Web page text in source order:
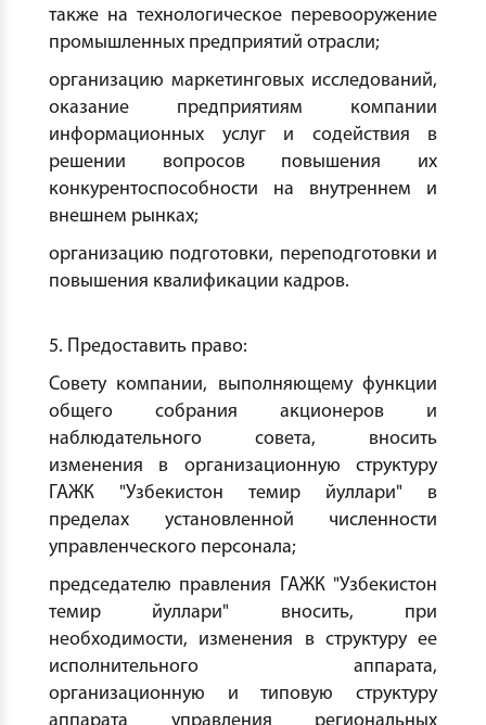
также на технологическое перевооружение
промышленных предприятий отрасли;
организацию маркетинговых исследований,
оказание предприятиям компании
информационных услуг и содействия в
решении вопросов повышения их
конкурентоспособности на внутреннем и
внешнем рынках;
организацию подготовки, переподготовки и
повышения квалификации кадров.
5. Предоставить право:
Совету компании, выполняющему функции
общего собрания акционеров и
наблюдательного совета, вносить
изменения в организационную структуру
ГАЖК "Узбекистон темир йуллари" в
пределах установленной численности
управленческого персонала;
председателю правления ГАЖК "Узбекистон
темир йуллари" вносить, при
необходимости, изменения в структуру ее
исполнительного аппарата,
организационную и типовую структуру
аппарата управления региональных